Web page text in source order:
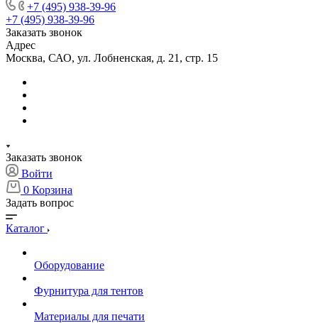
+7 (495) 938-39-96
+7 (495) 938-39-96
Заказать звонок
Адрес
Москва, САО, ул. Лобненская, д. 21, стр. 15
Заказать звонок
Войти
0 Корзина
Задать вопрос
Каталог
Оборудование
Фурнитура для тентов
Материалы для печати